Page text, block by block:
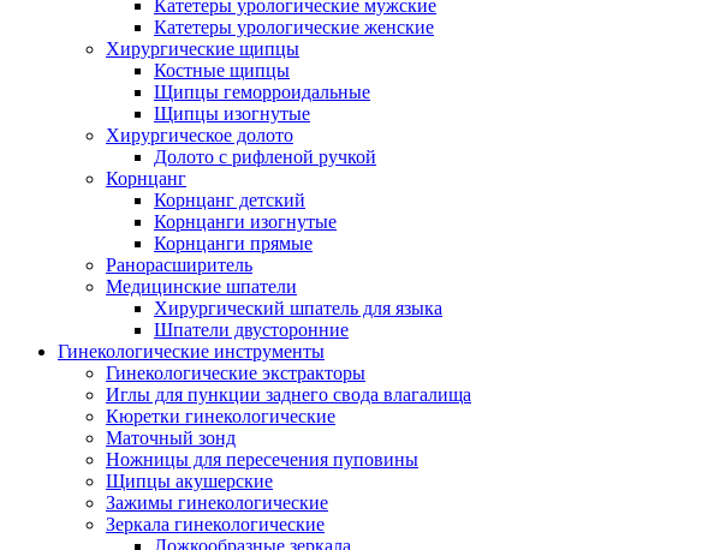
Катетеры урологические мужские
Катетеры урологические женские
Хирургические щипцы
Костные щипцы
Щипцы геморроидальные
Щипцы изогнутые
Хирургическое долото
Долото с рифленой ручкой
Корнцанг
Корнцанг детский
Корнцанги изогнутые
Корнцанги прямые
Ранорасширитель
Медицинские шпатели
Хирургический шпатель для языка
Шпатели двусторонние
Гинекологические инструменты
Гинекологические экстракторы
Иглы для пункции заднего свода влагалища
Кюретки гинекологические
Маточный зонд
Ножницы для пересечения пуповины
Щипцы акушерские
Зажимы гинекологические
Зеркала гинекологические
Ложкообразные зеркала